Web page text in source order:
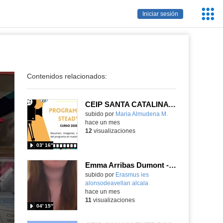
Iniciar sesión
Contenidos relacionados:
CEIP SANTA CATALINA PROGRAMA READY, STEADY, GO! 2025-26
Contenido educativo.
subido por Maria Almudena M.
03′ 16″
hace un mes
12 visualizaciones
Emma Arribas Dumont - APSD - Zagreb - Croacia 2026
subido por Erasmus ies
alonsodeavellan alcala
04′ 15″
hace un mes
11 visualizaciones